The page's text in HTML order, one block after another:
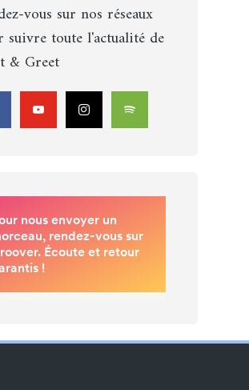
vous sur nos réseaux
suivre toute l'actualité de
& Greet